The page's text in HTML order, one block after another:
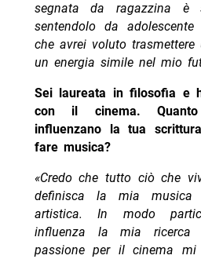
segnata da ragazzina è
sentendolo da
che avrei voluto
un energia simile nel mio
Sei laureata in filosofia e
con il cinema.
influenzano la tua
fare musica?
«Credo che tutto ciò che
definisca la mia
artistica. In modo
influenza la mia
passione per il cinema mi